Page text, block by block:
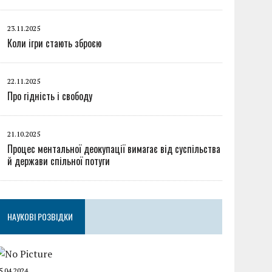
23.11.2025
Коли ігри стають зброєю
22.11.2025
Про гідність і свободу
21.10.2025
Процес ментальної деокупації вимагає від суспільства
й держави спільної потуги
НАУКОВІ РОЗВІДКИ